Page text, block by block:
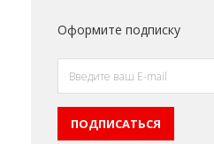
Оформите подписку